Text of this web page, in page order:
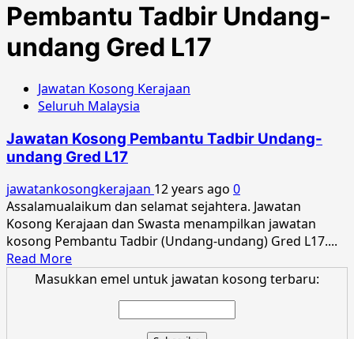
Pembantu Tadbir Undang-
undang Gred L17
Jawatan Kosong Kerajaan
Seluruh Malaysia
Jawatan Kosong Pembantu Tadbir Undang-
undang Gred L17
jawatankosongkerajaan 12 years ago 0
Assalamualaikum dan selamat sejahtera. Jawatan
Kosong Kerajaan dan Swasta menampilkan jawatan
kosong Pembantu Tadbir (Undang-undang) Gred L17....
Read MoreRead
more
Masukkan emel untuk jawatan kosong terbaru: